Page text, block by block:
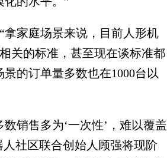
家庭场景来说，目前人形机
关的标准，甚至现在谈标准都
的订单量多数也在1000台以
销售多为‘一次性’，难以覆盖
社区联合创始人顾强将现阶